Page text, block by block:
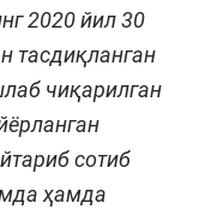
2020 йил 30
тасдиқланган
чиқарилган
сотиб
ҳамда